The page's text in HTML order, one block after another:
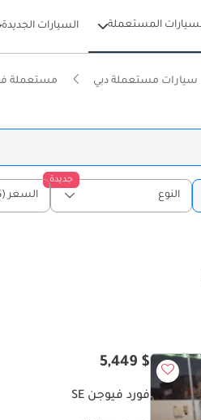
المستعملة السيارات الجديدة
سيارات مستعملة دبي مستعملة
جديدة
النوع السعر
$ 5,449
فورد فيوجن SE